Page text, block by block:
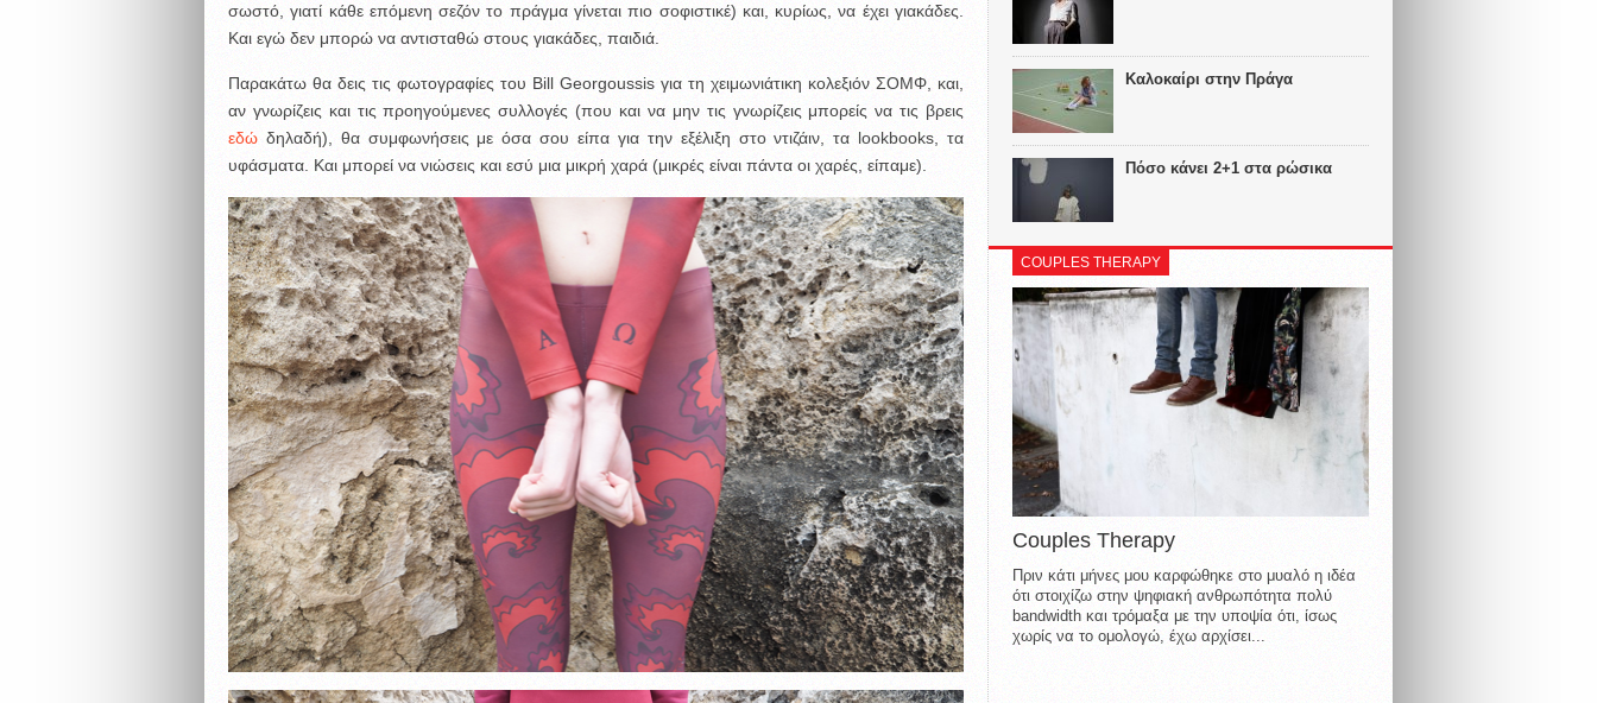
σωστό, γιατί κάθε επόμενη σεζόν το πράγμα γίνεται πιο σοφιστικέ) και, κυρίως, να έχει γιακάδες.
Και εγώ δεν μπορώ να αντισταθώ στους γιακάδες, παιδιά.
Παρακάτω θα δεις τις φωτογραφίες του Bill Georgoussis για τη χειμωνιάτικη κολεξιόν ΣΟΜΦ, και,
αν γνωρίζεις και τις προηγούμενες συλλογές (που και να μην τις γνωρίζεις μπορείς να τις βρεις
εδώδηλαδή), θα συμφωνήσεις με όσα σου είπα για την εξέλιξη στο ντιζάιν, τα lookbooks, τα
υφάσματα. Και μπορεί να νιώσεις και εσύ μια μικρή χαρά (μικρές είναι πάντα οι χαρές, είπαμε).
Καλοκαίρι στην Πράγα
Πόσο κάνει 2+1 στα ρώσικα
COUPLES THERAPY
Couples Therapy
Πριν κάτι μήνες μου καρφώθηκε στο μυαλό η ιδέα
ότι στοιχίζω στην ψηφιακή ανθρωπότητα πολύ
bandwidth και τρόμαξα με την υποψία ότι, ίσως
χωρίς να το ομολογώ, έχω αρχίσει...